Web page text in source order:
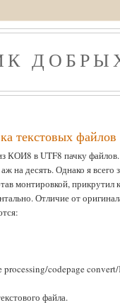
текстовых
КОИ8 в UTF8 пачку
на десять. Однако я всего
монтировкой, прикрутил
Отличие от
codepage
файла.